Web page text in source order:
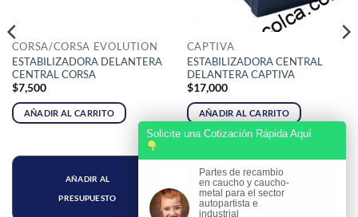
CORSA/CORSA EVOLUTION
ESTABILIZADORA DELANTERA
CENTRAL CORSA
$7,500
AÑADIR AL CARRITO
AÑADIR AL
PRESUPUESTO
CAPTIVA
ESTABILIZADORA CENTRAL
DELANTERA CAPTIVA
$17,000
AÑADIR AL CARRITO
AÑADIR AL
PRESUPUESTO
Solicite una Cotización Rápida Aquí
Partes de recambio
en caucho y caucho-
metal para el sector
autopartista e
industrial